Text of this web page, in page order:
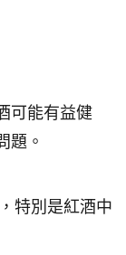
可能有益健
題。
特別是紅酒中